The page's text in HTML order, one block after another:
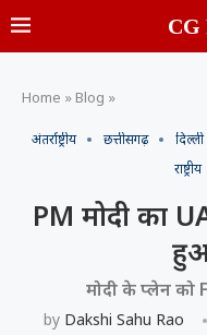
CG
Home » Blog »
अंतर्राष्ट्रीय छत्तीसगढ़ दिल्ली
राष्ट्रीय
PM मोदी का
मोदी के प्लेन को
by Dakshi Sahu Rao